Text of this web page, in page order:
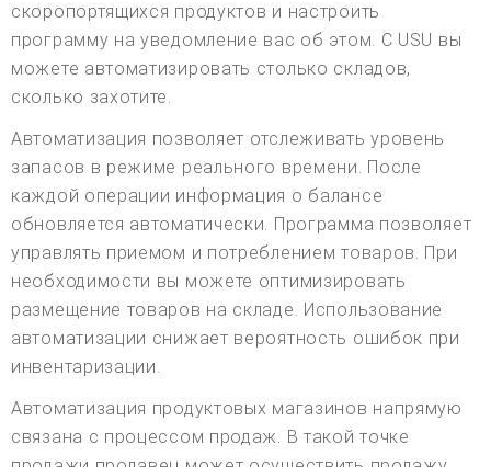
скоропортящихся продуктов и настроить
программу на уведомление вас об этом. С USU вы
можете автоматизировать столько складов,
сколько захотите.
Автоматизация позволяет отслеживать уровень
запасов в режиме реального времени. После
каждой операции информация о балансе
обновляется автоматически. Программа позволяет
управлять приемом и потреблением товаров. При
необходимости вы можете оптимизировать
размещение товаров на складе. Использование
автоматизации снижает вероятность ошибок при
инвентаризации.
Автоматизация продуктовых магазинов напрямую
связана с процессом продаж. В такой точке